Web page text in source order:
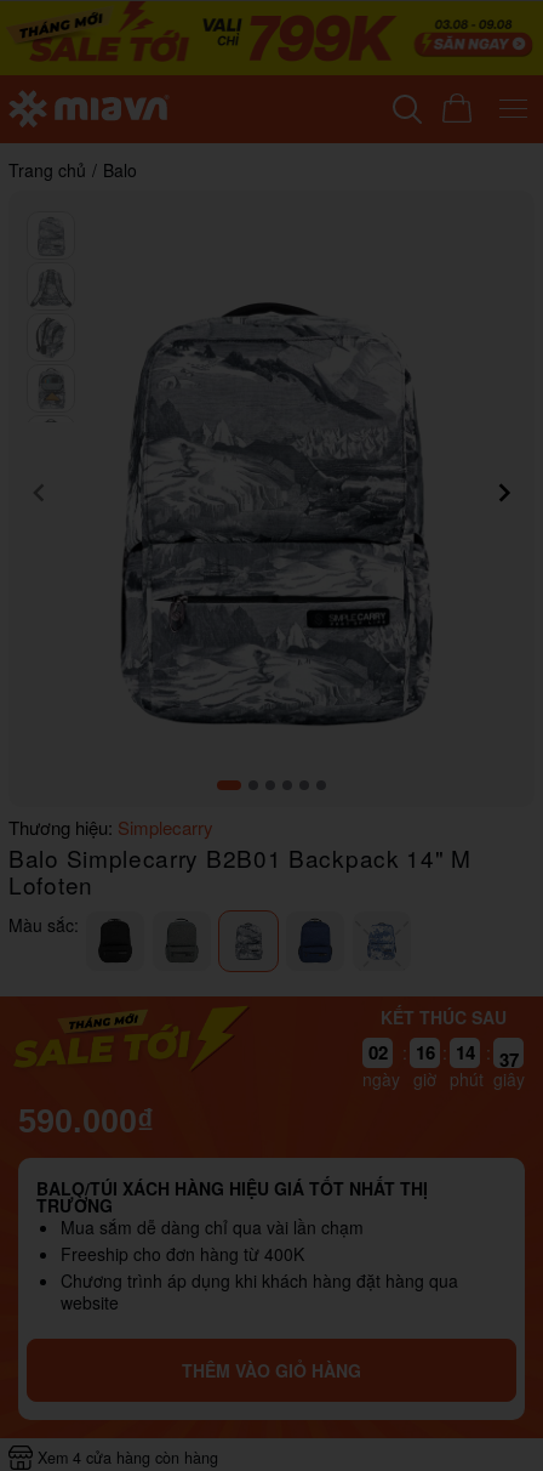
Trang chủ / Balo
Item
1
of
6
Thương hiệu: Simplecarry
Balo Simplecarry B2B01 Backpack 14" M
Lofoten
Màu sắc:
KẾT THÚC SAU
02
ngày
: 16
giờ
: 14
phút
: 37
giây
590.000₫
BALO/TÚI XÁCH HÀNG HIỆU GIÁ TỐT NHẤT THỊ
TRƯỜNG
Mua sắm dễ dàng chỉ qua vài lần chạm
Freeship cho đơn hàng từ 400K
Chương trình áp dụng khi khách hàng đặt hàng qua
website
THÊM VÀO GIỎ HÀNG
Xem 4 cửa hàng còn hàng